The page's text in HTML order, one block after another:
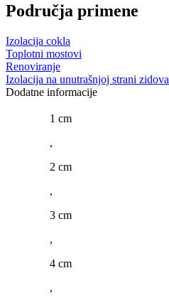
Područja primene
Izolacija cokla
Toplotni mostovi
Renoviranje
Izolacija na unutrašnjoj strani zidova
Dodatne informacije
1 cm
,
2 cm
,
3 cm
,
4 cm
,